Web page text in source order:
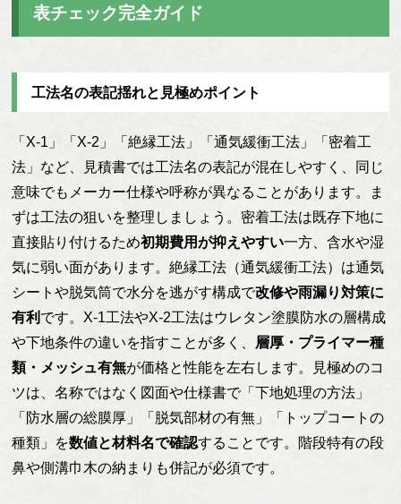
表チェック完全ガイド
工法名の表記揺れと見極めポイント
「X-1」「X-2」「絶縁工法」「通気緩衝工法」「密着工
法」など、見積書では工法名の表記が混在しやすく、同じ
意味でもメーカー仕様や呼称が異なることがあります。ま
ずは工法の狙いを整理しましょう。密着工法は既存下地に
直接貼り付けるため初期費用が抑えやすい一方、含水や湿
気に弱い面があります。絶縁工法（通気緩衝工法）は通気
シートや脱気筒で水分を逃がす構成で改修や雨漏り対策に
有利 です。X-1工法やX-2工法はウレタン塗膜防水の層構成
や下地条件の違いを指すことが多く、 層厚・プライマー種
類・メッシュ有無が価格と性能を左右します。見極めのコ
ツは、名称ではなく図面や仕様書で「下地処理の方法」
「防水層の総膜厚」「脱気部材の有無」「トップコートの
種類」を数値と材料名で確認することです。階段特有の段
鼻や側溝巾木の納まりも併記が必須です。